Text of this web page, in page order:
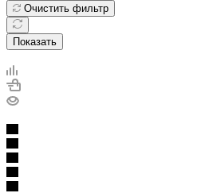
Очистить фильтр
Показать